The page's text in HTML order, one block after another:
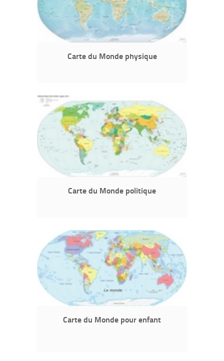
Carte du Monde physique
Carte du Monde politique
Carte du Monde pour enfant